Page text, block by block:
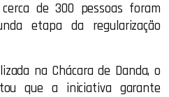
de 300 pessoas foram
etapa da regularização
na Chácara de Danda, o
que a iniciativa garante